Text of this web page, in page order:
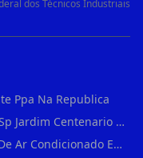
dos Técnicos Industriais
Ppa Na Republica
Bairros Atendidos Portao Automatico Sp Jardim Centenario Guarulhos Sp Motor Para Portao Automatico Eletronico
Curso Para Instalacao E Manutencao De Ar Condicionado Em Sao Paulo